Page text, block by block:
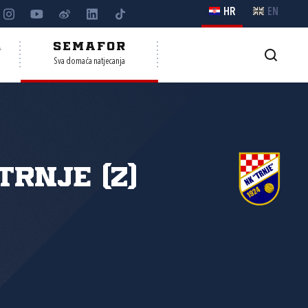
HR EN
SEMAFOR
Sva domaća natjecanja
(Z)